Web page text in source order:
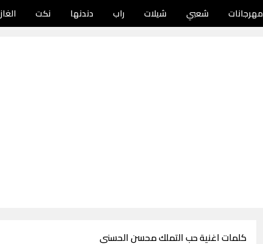
مهرجانات شعبي شيلات راب دندنها نكت الغاز
كلمات اغنية حب التملك محسن الحسني